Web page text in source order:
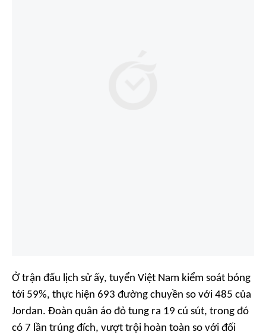
Ở trận đấu lịch sử ấy, tuyển Việt Nam kiểm soát bóng
tới 59%, thực hiện 693 đường chuyền so với 485 của
Jordan. Đoàn quân áo đỏ tung ra 19 cú sút, trong đó
có 7 lần trúng đích, vượt trội hoàn toàn so với đối